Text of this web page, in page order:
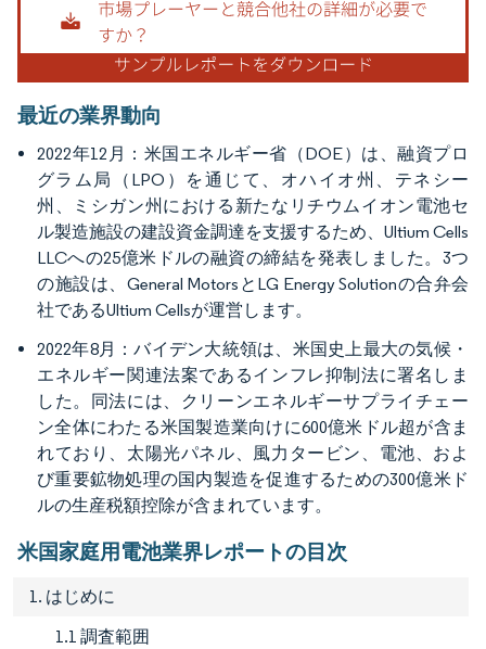
最近の業界動向
2022年12月：米国エネルギー省（DOE）は、融資プロ
グラム局（LPO）を通じて、オハイオ州、テネシー
州、ミシガン州における新たなリチウムイオン電池セ
ル製造施設の建設資金調達を支援するため、Ultium Cells
LLCへの25億米ドルの融資の締結を発表しました。3つ
の施設は、General MotorsとLG Energy Solutionの合弁会
社であるUltium Cellsが運営します。
2022年8月：バイデン大統領は、米国史上最大の気候・
エネルギー関連法案であるインフレ抑制法に署名しま
した。同法には、クリーンエネルギーサプライチェー
ン全体にわたる米国製造業向けに600億米ドル超が含ま
れており、太陽光パネル、風力タービン、電池、およ
び重要鉱物処理の国内製造を促進するための300億米ド
ルの生産税額控除が含まれています。
米国家庭用電池業界レポートの目次
1. はじめに
1.1 調査範囲